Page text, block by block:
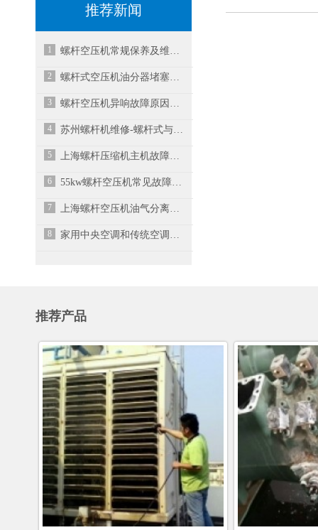
推荐新闻
1 螺杆空压机常规保养及维修时的操作注意事项
2 螺杆式空压机油分器堵塞怎么处理？
3 螺杆空压机异响故障原因与解决方案之一
4 苏州螺杆机维修-螺杆式与离心式冷水机组有什么
5 上海螺杆压缩机主机故障及维修分析
6 55kw螺杆空压机常见故障及排查方法
7 上海螺杆空压机油气分离器故障
8 家用中央空调和传统空调产品如何选择？
推荐产品